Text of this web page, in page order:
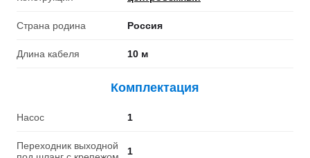
Страна родина Россия
Длина кабеля 10 м
Комплектация
Насос 1
Переходник выходной
1